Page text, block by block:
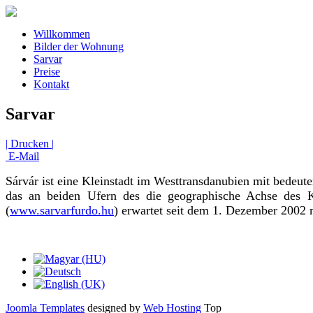
Willkommen
Bilder der Wohnung
Sarvar
Preise
Kontakt
Sarvar
| Drucken |
E-Mail
Sárvár ist eine Kleinstadt im Westtransdanubien mit
das an beiden Ufern des die geographische Achse des
(www.sarvarfurdo.hu) erwartet seit dem 1. Dezember
Joomla Templates designed by Web Hosting Top